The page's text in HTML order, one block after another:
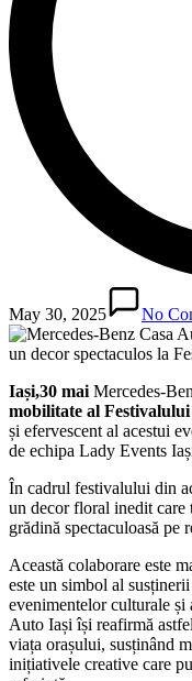
May 30, 2025 No
Iași,30 mai Mercedes-
mobilitate al Festivalului
și efervescent al acestui
de echipa Lady Events
În cadrul festivalului din
un decor floral inedit
grădină spectaculoasă pe
Această colaborare este
este un simbol al
evenimentelor culturale și
Auto Iași își reafirmă
viața orașului, susținând
inițiativele creative care